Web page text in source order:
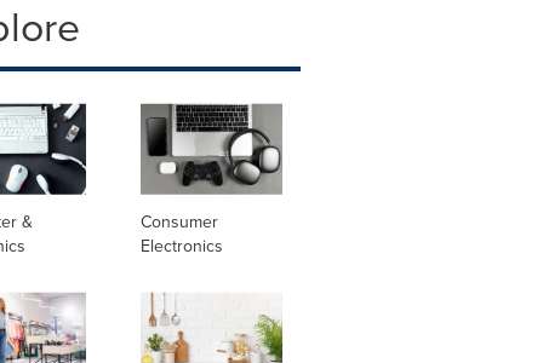
&
Consumer
Electronics